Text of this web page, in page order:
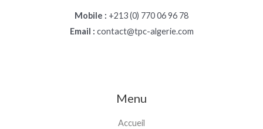
Mobile : +213 (0) 770 06 96 78
Email : contact@tpc-algerie.com
Menu
Accueil